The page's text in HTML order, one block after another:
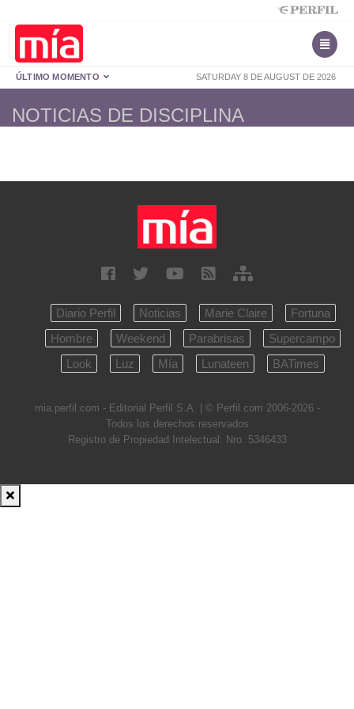
SATURDAY 8 DE AUGUST DE 2026
ÚLTIMO MOMENTO
NOTICIAS DE DISCIPLINA
Diario Perfil Noticias Marie Claire
Fortuna
Hombre
Weekend Parabrisas
Supercampo
Look
Luz Mía Lunateen BATimes
mia.perfil.com - Editorial Perfil S.A. | © Perfil.com 2006-2026 -
Todos los derechos reservados
Registro de Propiedad Intelectual: Nro. 5346433